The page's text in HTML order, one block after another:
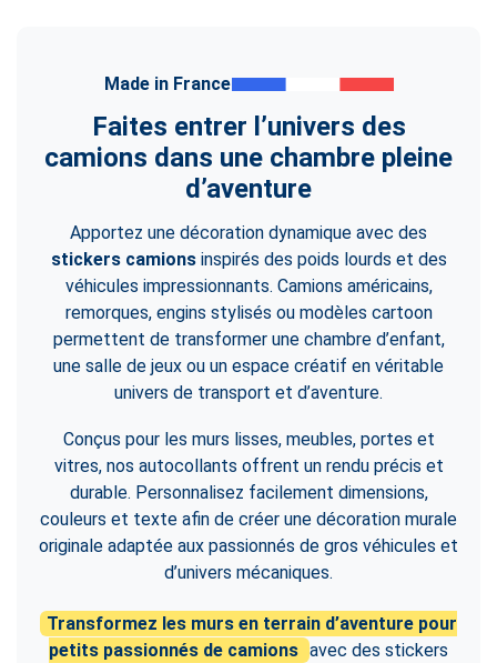
Made in France
Faites entrer l’univers des
camions dans une chambre pleine
d’aventure
Apportez une décoration dynamique avec des
stickers camionsinspirés des poids lourds et des
véhicules impressionnants. Camions américains,
remorques, engins stylisés ou modèles cartoon
permettent de transformer une chambre d’enfant,
une salle de jeux ou un espace créatif en véritable
univers de transport et d’aventure.
Conçus pour les murs lisses, meubles, portes et
vitres, nos autocollants offrent un rendu précis et
durable. Personnalisez facilement dimensions,
couleurs et texte afin de créer une décoration murale
originale adaptée aux passionnés de gros véhicules et
d’univers mécaniques.
Transformez les murs en terrain d’aventure pour
petits passionnés de camions avec des stickers